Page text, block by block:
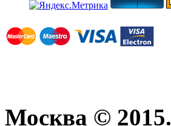
Москва © 2015.